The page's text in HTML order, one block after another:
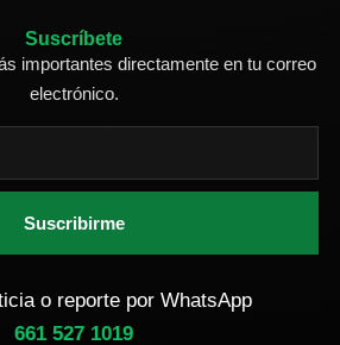
Suscríbete
importantes directamente en tu correo
electrónico.
Suscribirme
o reporte por WhatsApp
661 527 1019